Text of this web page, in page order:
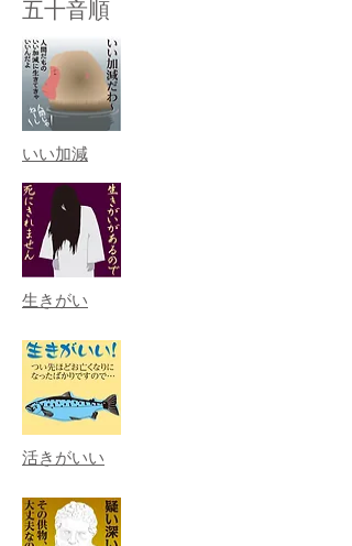
五十音順
いい加減
生きがい
活きがいい